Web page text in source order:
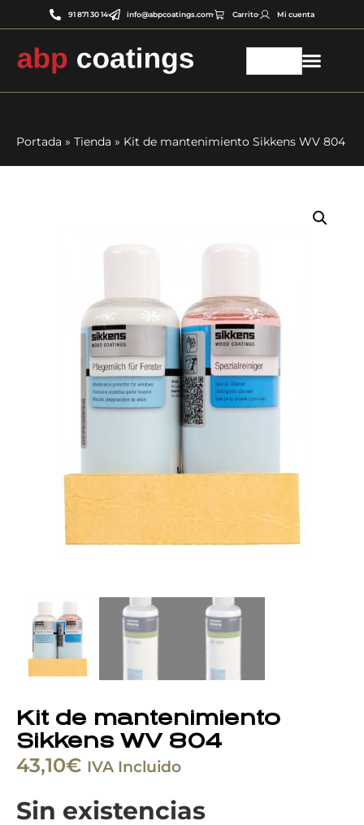
91 871 30 14 info@abpcoatings.com Carrito Mi cuenta
Portada » Tienda » Kit de mantenimiento Sikkens WV 804
Kit de mantenimiento
Sikkens WV 804
43,10€ IVA Incluido
Sin existencias